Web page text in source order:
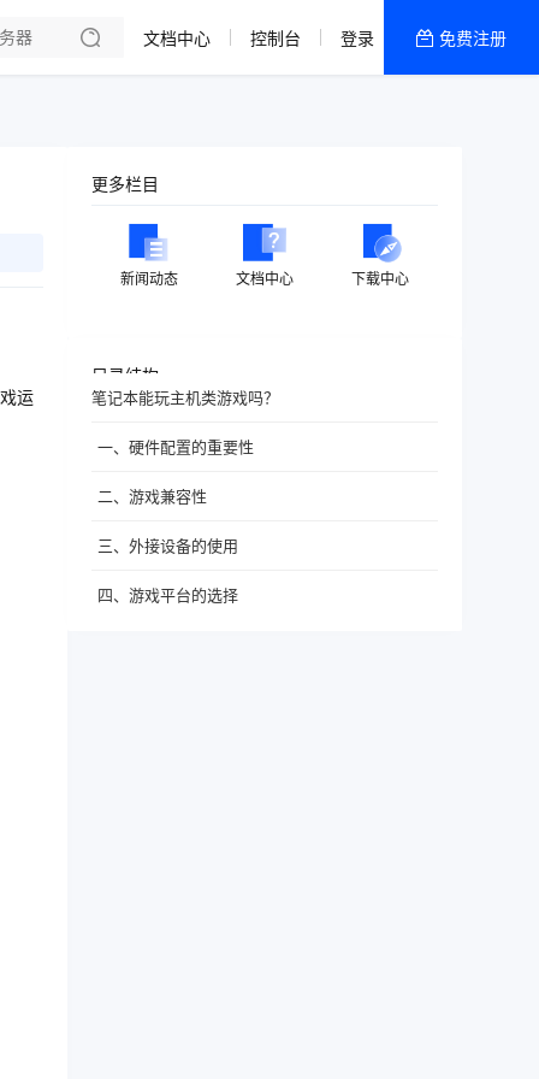
文档中心 控制台 登录 免费注册
运
更多栏目
新闻动态 文档中心 下载中心
目录结构
笔记本能玩主机类游戏吗？
一、硬件配置的重要性
二、游戏兼容性
三、外接设备的使用
四、游戏平台的选择